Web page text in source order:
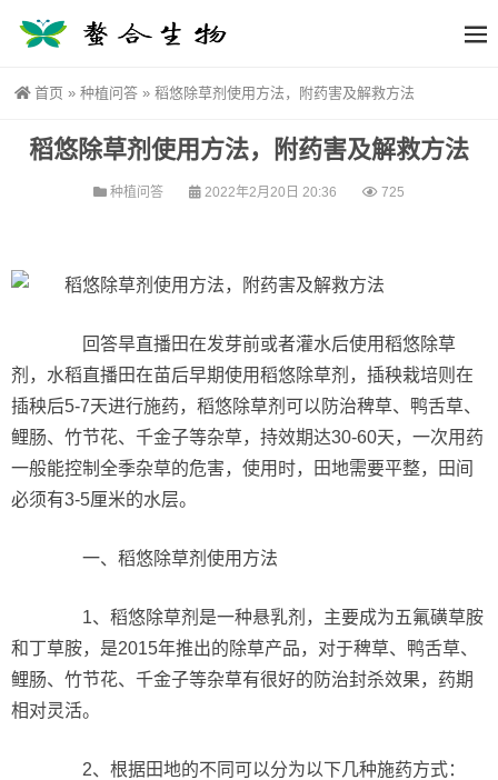
首页 » 种植问答 » 稻悠除草剂使用方法，附药害及解救方法
稻悠除草剂使用方法，附药害及解救方法
种植问答 2022年2月20日 20:36 725
回答旱直播田在发芽前或者灌水后使用稻悠除草
剂，水稻直播田在苗后早期使用稻悠除草剂，插秧栽培则在
插秧后5-7天进行施药，稻悠除草剂可以防治稗草、鸭舌草、
鲤肠、竹节花、千金子等杂草，持效期达30-60天，一次用药
一般能控制全季杂草的危害，使用时，田地需要平整，田间
必须有3-5厘米的水层。
一、稻悠除草剂使用方法
1、稻悠除草剂是一种悬乳剂，主要成为五氟磺草胺
和丁草胺，是2015年推出的除草产品，对于稗草、鸭舌草、
鲤肠、竹节花、千金子等杂草有很好的防治封杀效果，药期
相对灵活。
2、根据田地的不同可以分为以下几种施药方式：